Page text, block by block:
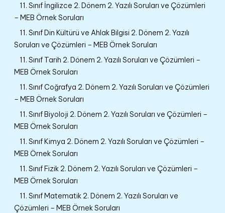
11. Sınıf İngilizce 2. Dönem 2. Yazılı Soruları ve Çözümleri
– MEB Örnek Soruları
11. Sınıf Din Kültürü ve Ahlak Bilgisi 2. Dönem 2. Yazılı
Soruları ve Çözümleri – MEB Örnek Soruları
11. Sınıf Tarih 2. Dönem 2. Yazılı Soruları ve Çözümleri –
MEB Örnek Soruları
11. Sınıf Coğrafya 2. Dönem 2. Yazılı Soruları ve Çözümleri
– MEB Örnek Soruları
11. Sınıf Biyoloji 2. Dönem 2. Yazılı Soruları ve Çözümleri –
MEB Örnek Soruları
11. Sınıf Kimya 2. Dönem 2. Yazılı Soruları ve Çözümleri –
MEB Örnek Soruları
11. Sınıf Fizik 2. Dönem 2. Yazılı Soruları ve Çözümleri –
MEB Örnek Soruları
11. Sınıf Matematik 2. Dönem 2. Yazılı Soruları ve
Çözümleri – MEB Örnek Soruları